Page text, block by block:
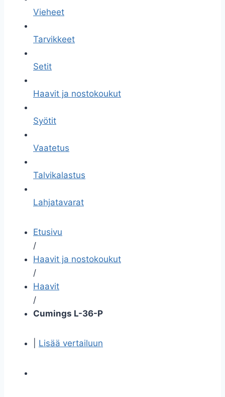
Vieheet
Tarvikkeet
Setit
Haavit ja nostokoukut
Syötit
Vaatetus
Talvikalastus
Lahjatavarat
Etusivu
/
Haavit ja nostokoukut
/
Haavit
/
Cumings L-36-P
Lisää vertailuun